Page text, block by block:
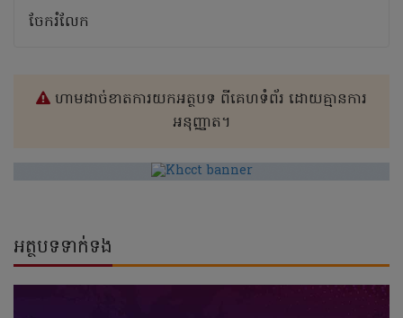
ចែករំលែក
ហាមដាច់ខាតការយកអត្ថបទ ពីគេហទំព័រ ដោយគ្មានការ
អនុញ្ញាត។
អត្ថបទទាក់ទង